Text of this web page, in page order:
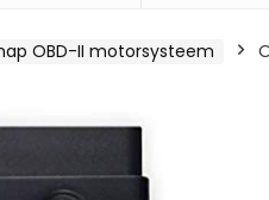
OBD-II motorsysteem